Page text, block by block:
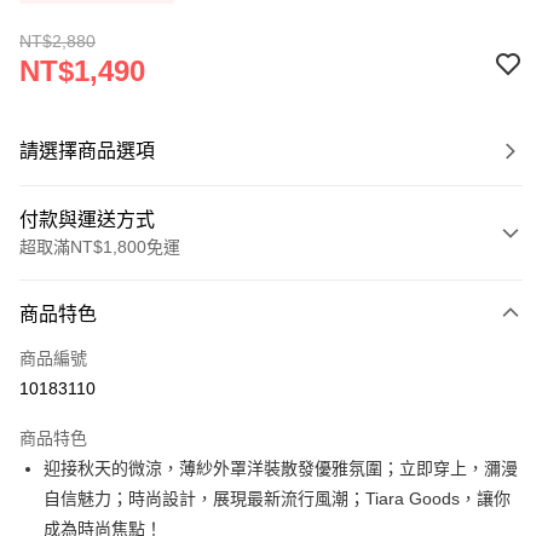
NT$2,880
NT$1,490
請選擇商品選項
付款與運送方式
超取滿NT$1,800免運
信用卡一次付款
超商取貨付款
Apple Pay
街口支付
商品特色
商品編號
10183110
商品特色
迎接秋天的微涼，薄紗外罩洋裝散發優雅氛圍；立即穿上，瀰漫
自信魅力；時尚設計，展現最新流行風潮；Tiara Goods，讓你
成為時尚焦點！